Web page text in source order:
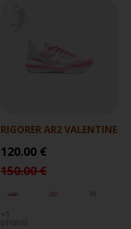
RIGORER AR2 VALENTINE
120.00 €
150.00 €
+1
photos